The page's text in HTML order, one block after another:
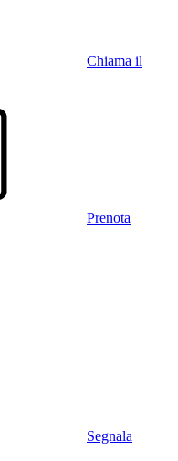
Chiama il
Prenota
Segnala